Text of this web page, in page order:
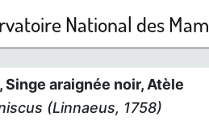
National des
Singe araignée noir, Atèle
(Linnaeus, 1758)